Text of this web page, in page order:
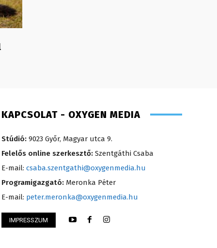
– irodavezető – 2008
KAPCSOLAT - OXYGEN MEDIA
Stúdió: 9023 Győr, Magyar utca 9.
Felelős online szerkesztő: Szentgáthi Csaba
E-mail: csaba.szentgathi@oxygenmedia.hu
Programigazgató: Meronka Péter
E-mail: peter.meronka@oxygenmedia.hu
IMPRESSZUM